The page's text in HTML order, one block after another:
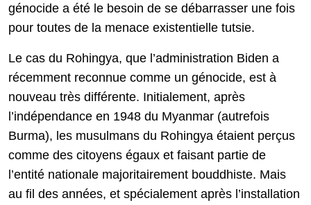
génocide a été le besoin de se débarrasser une fois
pour toutes de la menace existentielle tutsie.
Le cas du Rohingya, que l’administration Biden a
récemment reconnue comme un génocide, est à
nouveau très différente. Initialement, après
l’indépendance en 1948 du Myanmar (autrefois
Burma), les musulmans du Rohingya étaient perçus
comme des citoyens égaux et faisant partie de
l’entité nationale majoritairement bouddhiste. Mais
au fil des années, et spécialement après l’installation